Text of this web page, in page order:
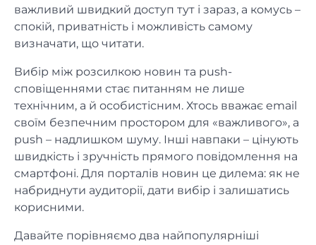
важливий швидкий доступ тут і зараз, а комусь –
спокій, приватність і можливість самому
визначати, що читати.
Вибір між розсилкою новин та push-
сповіщеннями стає питанням не лише
технічним, а й особистісним. Хтось вважає email
своїм безпечним простором для «важливого», а
push – надлишком шуму. Інші навпаки – цінують
швидкість і зручність прямого повідомлення на
смартфоні. Для порталів новин це дилема: як не
набриднути аудиторії, дати вибір і залишатись
корисними.
Давайте порівняємо два найпопулярніші